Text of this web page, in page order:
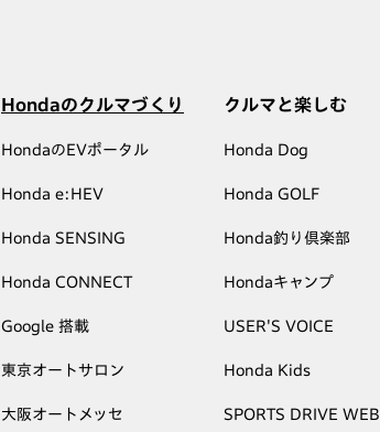
Hondaのクルマづくり
HondaのEVポータル
Honda e:HEV
Honda SENSING
Honda CONNECT
Google 搭載
東京オートサロン
大阪オートメッセ
クルマと楽しむ
Honda Dog
Honda GOLF
Honda釣り倶楽部
Hondaキャンプ
USER'S VOICE
Honda Kids
SPORTS DRIVE WEB